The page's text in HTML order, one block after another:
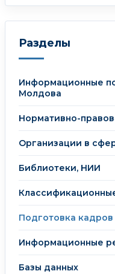
Разделы
Информационные
Молдова
Нормативно-
Организации в
Библиотеки, НИИ
Подготовка
Информационные
Базы данных